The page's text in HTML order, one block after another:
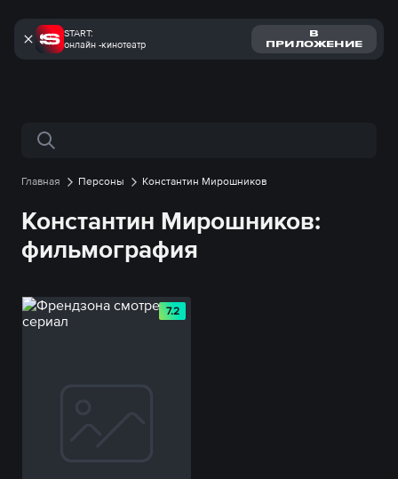
START:
онлайн -кинотеатр
В
ПРИЛОЖЕНИЕ
Поиск по сайту
Главная Персоны Константин Мирошников
Константин Мирошников:
фильмография
7.2